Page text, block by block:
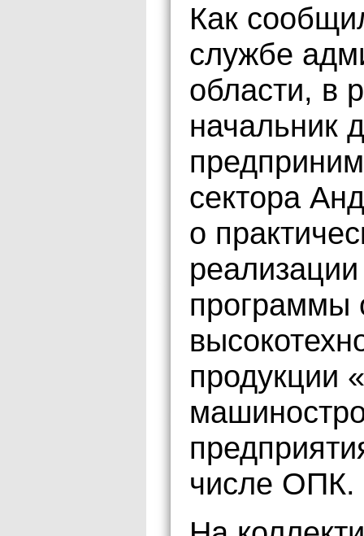
Как
службе
области, в
начальник
сектора
о
программы
продукции
числе ОПК.